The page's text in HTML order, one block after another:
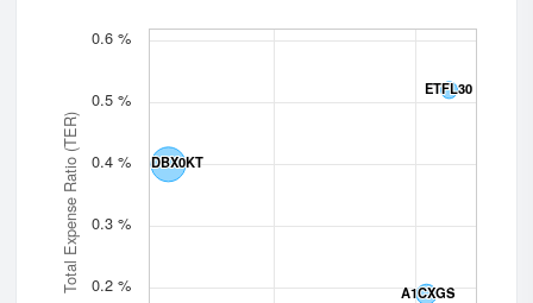
Total Expense Ratio (TER)
ETFL30
ETFL30
A1CXGS
A1CXGS
DBX0KT
DBX0KT
0.2 %
0.3 %
0.4 %
0.5 %
0.6 %